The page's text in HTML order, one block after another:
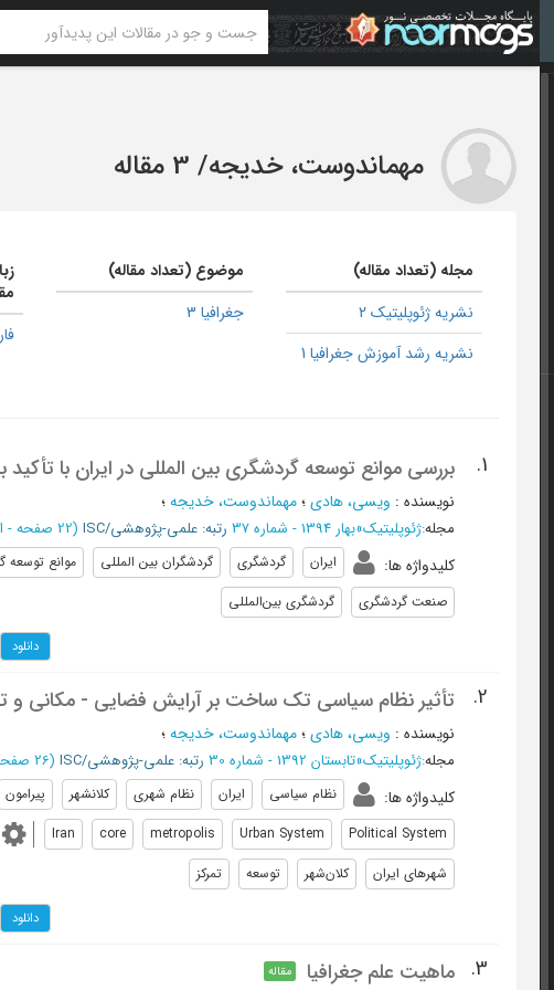
مهماندوست، خدیجه/ 3 مقاله
مجله (تعداد مقاله)
نشریه ژئوپلیتیک 2
نشریه رشد آموزش جغرافیا 1
موضوع (تعداد مقاله)
جغرافیا 3
1. بررسی موانع توسعه گردشگری بین المللی در ایران با
نویسنده : ویسی، هادی؛مهماندوست، خدیجه؛
مجله:ژئوپلیتیک»بهار 1394 - شماره 37 رتبه: علمی-پژوهشی/ISC (‎22 صفحه - از
کلیدواژه ها: اﻳﺮان گردشگري گردشگران بين المللي موانع توسعه
صنعت گردشگری
گردشگری بین‌المللی
دانلود
2. تأثیر نظام سیاسی تک ساخت بر آرایش فضایی - مکانی و
نویسنده : ویسی، هادی؛مهماندوست، خدیجه؛
مجله:ژئوپلیتیک»تابستان 1392 - شماره 30 رتبه: علمی-پژوهشی/ISC (‎26 صفحه -
کلیدواژه ها: نظام سیاسی ایران نظام شهری کلانشهر پیرامون
Political System
Urban System
metropolis
core
Iran
شهرهای ایران
کلان‌شهر توسعه تمرکز
دانلود
3. ماهیت علم جغرافیا مقاله